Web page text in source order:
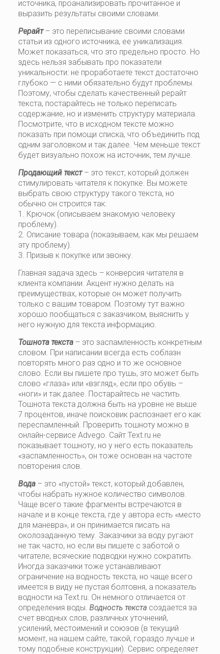
источника, проанализировать прочитанное и
выразить результаты своими словами.
Рерайт– это переписывание своими словами
статьи из одного источника, ее уникализация.
Может показаться, что это предельно просто. Но
здесь нельзя забывать про показатели
уникальности: не проработаете текст достаточно
глубоко — с ними обязательно будут проблемы.
Поэтому, чтобы сделать качественный рерайт
текста, постарайтесь не только переписать
содержание, но и изменить структуру материала.
Посмотрите, что в исходном тексте можно
показать при помощи списка, что объединить под
одним заголовком и так далее. Чем меньше текст
будет визуально похож на источник, тем лучше.
Продающий текст– это текст, который должен
стимулировать читателя к покупке. Вы можете
выбрать свою структуру такого текста, но
обычно он строится так:
1. Крючок (описываем знакомую человеку
проблему).
2. Описание товара (показываем, как мы решаем
эту проблему).
3. Призыв к покупке или звонку.
Главная задача здесь – конверсия читателя в
клиента компании. Акцент нужно делать на
преимуществах, которые он может получить
только с вашим товаром. Поэтому тут важно
хорошо пообщаться с заказчиком, выяснить у
него нужную для текста информацию.
Тошнота текста– это заспамленность конкретным
словом. При написании всегда есть соблазн
повторять много раз одно и то же основное
слово. Если вы пишете про тушь, это может быть
слово «глаза» или «взгляд», если про обувь –
«ноги» и так далее. Постарайтесь не частить.
Тошнота текста должна быть на уровне не выше
7 процентов, иначе поисковик распознает его как
переспамленный. Проверить тошноту можно в
онлайн-сервисе Advego. Сайт Text.ru не
показывает тошноту, но у него есть показатель
«заспамленность», он тоже основан на частоте
повторения слов.
Вода– это «пустой» текст, который добавлен,
чтобы набрать нужное количество символов.
Чаще всего такие фрагменты встречаются в
начале и в конце текста, где у автора есть «место
для маневра», и он принимается писать на
околозаданную тему. Заказчики за воду ругают
не так часто, но если вы пишете с заботой о
читателе, всяческие подводки нужно сократить.
Иногда заказчики тоже устанавливают
ограничение на водность текста, но чаще всего
имеется в виду не пустая болтовня, а показатель
водности на Text.ru. Он немного отличается от
определения воды. Водность текстасоздается за
счет вводных слов, различных уточнений,
усилений, местоимений и союзов (в текущий
момент, на нашем сайте, такой, гораздо лучше и
тому подобные конструкции). Сервис определяет